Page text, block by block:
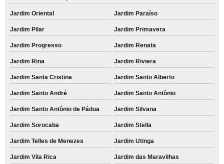
Jardim Oriental Jardim Paraíso
Jardim Pilar Jardim Primavera
Jardim Progresso Jardim Renata
Jardim Rina Jardim Riviera
Jardim Santa Cristina Jardim Santo Alberto
Jardim Santo André Jardim Santo Antônio
Jardim Santo Antônio de Pádua Jardim Silvana
Jardim Sorocaba Jardim Stella
Jardim Telles de Menezes Jardim Utinga
Jardim Vila Rica Jardim das Maravilhas